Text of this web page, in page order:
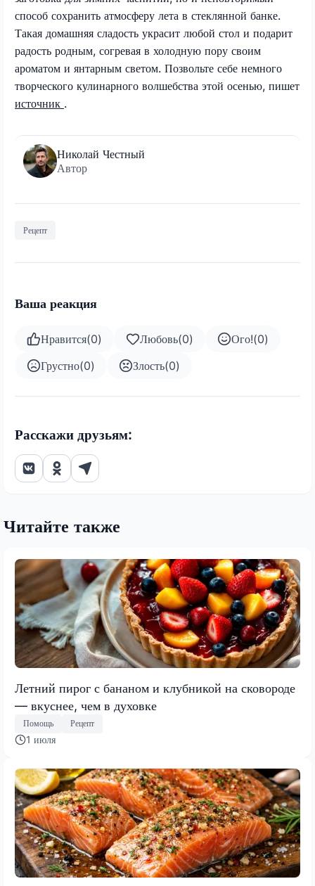
способ сохранить атмосферу лета в стеклянной банке.
Такая домашняя сладость украсит любой стол и подарит
радость родным, согревая в холодную пору своим
ароматом и янтарным светом. Позвольте себе немного
творческого кулинарного волшебства этой осенью, пишет
источник .
Николай Честный
Автор
Рецепт
Ваша реакция
Нравится(0) Любовь(0) Ого!(0)
Грустно(0) Злость(0)
Расскажи друзьям:
Читайте также
Летний пирог с бананом и клубникой на сковороде
— вкуснее, чем в духовке
Помощь Рецепт
1 июля